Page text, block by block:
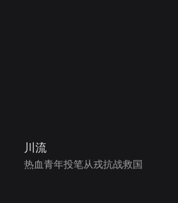
川流
热血青年投笔从戎抗战救国